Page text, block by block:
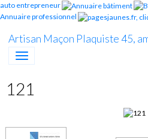
auto entrepreneur
Annuaire professionnel
Artisan Maçon Plaquiste 45,
121